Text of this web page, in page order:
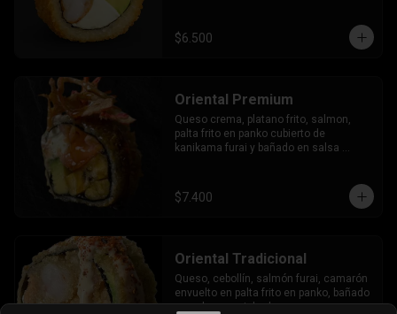
$6.500
Oriental Premium
Queso crema, platano frito, salmon,
palta frito en panko cubierto de
kanikama furai y bañado en salsa
$7.400
Oriental Tradicional
Queso, cebollín, salmón furai, camarón
envuelto en palta frito en panko, bañado
en salsa acevichada.